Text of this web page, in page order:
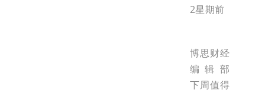
2星期前
博思财经
编辑部
下周值得